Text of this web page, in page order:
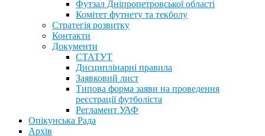
Футзал Дніпропетровської області
Комітет футнету та текболу
Стратегія розвитку
Контакти
Документи
СТАТУТ
Дисциплінарні правила
Заявковий лист
Типова форма заяви на проведення
реєстрації футболіста
Регламент УАФ
Опікунська Рада
Архів